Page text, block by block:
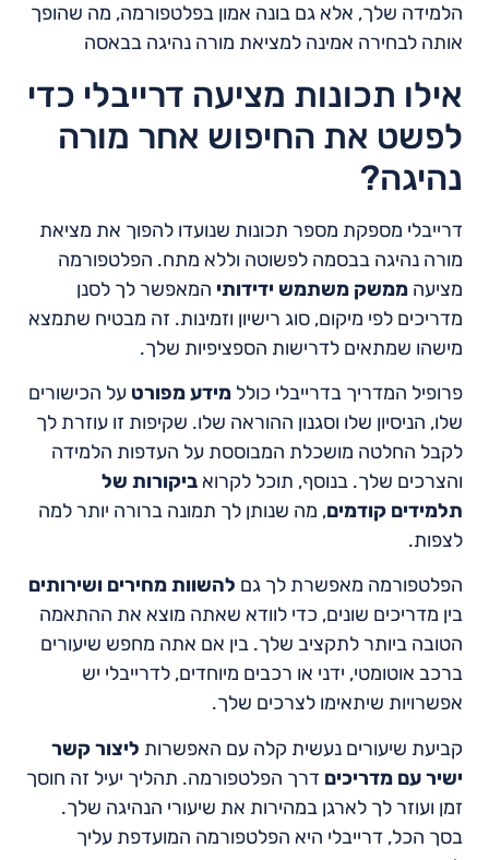
הלמידה שלך, אלא גם בונה אמון בפלטפורמה, מה שהופך
אותה לבחירה אמינה למציאת מורה נהיגה בבאסה
אילו תכונות מציעה דרייבלי כדי
לפשט את החיפוש אחר מורה
נהיגה?
דרייבלי מספקת מספר תכונות שנועדו להפוך את מציאת
מורה נהיגה בבסמה לפשוטה וללא מתח. הפלטפורמה
מציעה ממשק משתמש ידידותי המאפשר לך לסנן
מדריכים לפי מיקום, סוג רישיון וזמינות. זה מבטיח שתמצא
מישהו שמתאים לדרישות הספציפיות שלך.
פרופיל המדריך בדרייבלי כולל מידע מפורט על הכישורים
שלו, הניסיון שלו וסגנון ההוראה שלו. שקיפות זו עוזרת לך
לקבל החלטה מושכלת המבוססת על העדפות הלמידה
והצרכים שלך. בנוסף, תוכל לקרוא ביקורות של
תלמידים קודמים, מה שנותן לך תמונה ברורה יותר למה
לצפות.
הפלטפורמה מאפשרת לך גם להשוות מחירים ושירותים
בין מדריכים שונים, כדי לוודא שאתה מוצא את ההתאמה
הטובה ביותר לתקציב שלך. בין אם אתה מחפש שיעורים
ברכב אוטומטי, ידני או רכבים מיוחדים, לדרייבלי יש
אפשרויות שיתאימו לצרכים שלך.
קביעת שיעורים נעשית קלה עם האפשרות ליצור קשר
ישיר עם מדריכים דרך הפלטפורמה. תהליך יעיל זה חוסך
זמן ועוזר לך לארגן במהירות את שיעורי הנהיגה שלך.
בסך הכל, דרייבלי היא הפלטפורמה המועדפת עליך